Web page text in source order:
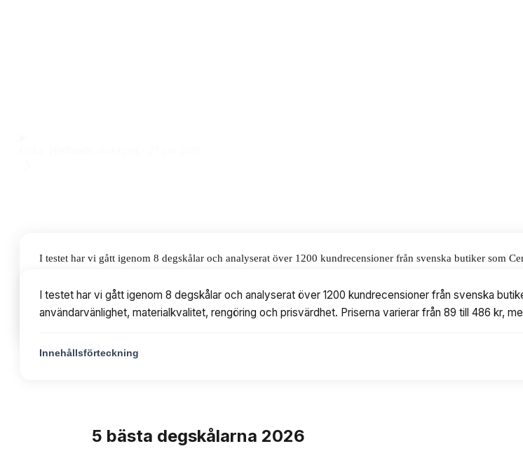
I testet har vi gått igenom 8 degskålar och analyserat över 1200 kundrecensioner från svenska butiker som
Innehållsförteckning
I testet har vi gått igenom 8 degskålar och analyserat över 1200 kundrecensioner från svenska
användarvänlighet, materialkvalitet, rengöring och prisvärdhet. Priserna varierar från 89 till 486 kr,
Innehållsförteckning
5 bästa degskålarna 2026